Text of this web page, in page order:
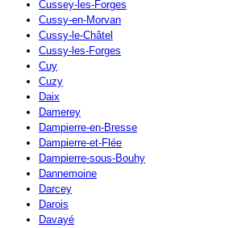
Cussey-les-Forges
Cussy-en-Morvan
Cussy-le-Châtel
Cussy-les-Forges
Cuy
Cuzy
Daix
Damerey
Dampierre-en-Bresse
Dampierre-et-Flée
Dampierre-sous-Bouhy
Dannemoine
Darcey
Darois
Davayé